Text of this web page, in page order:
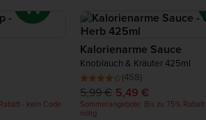
- kein Code
Kalorienarme Sauce
Knoblauch & Kräuter 425ml
(458)
5,99 € 5,49 €
Sommerangebote: Bis zu 75%
nötig